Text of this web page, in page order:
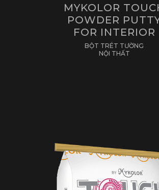
MYKOLOR
POWDER
FOR INTERIOR
BỘT TRÉT TƯỜNG
NỘI THẤT